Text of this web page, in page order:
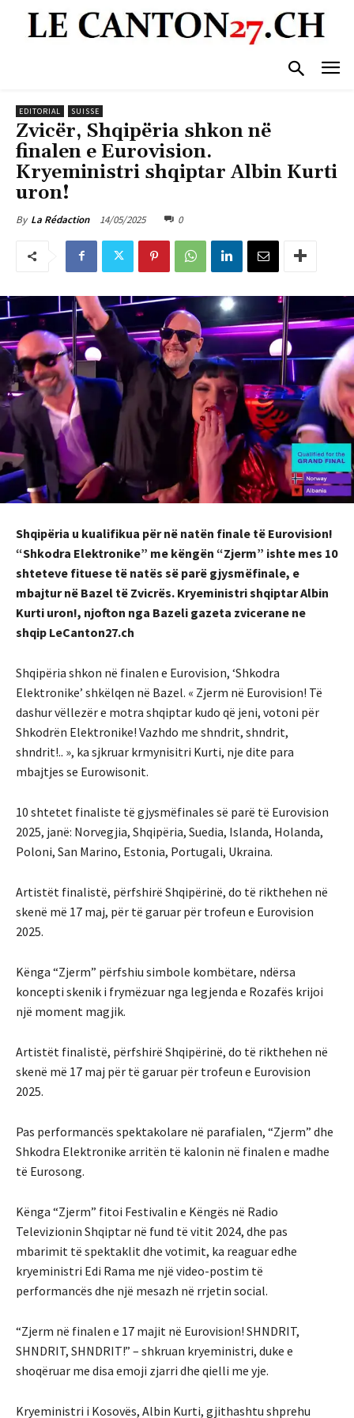
EDITORIAL SUISSE
Zvicër, Shqipëria shkon në
finalen e Eurovision.
Kryeministri shqiptar Albin Kurti
uron!
By La Rédaction 14/05/2025 0
Shqipëria u kualifikua për në natën finale të Eurovision!
“Shkodra Elektronike” me këngën “Zjerm” ishte mes 10
shteteve fituese të natës së parë gjysmëfinale, e
mbajtur në Bazel të Zvicrës. Kryeministri shqiptar Albin
Kurti uron!, njofton nga Bazeli gazeta zvicerane ne
shqip LeCanton27.ch
Shqipëria shkon në finalen e Eurovision, ‘Shkodra
Elektronike’ shkëlqen në Bazel. « Zjerm në Eurovision! Të
dashur vëllezër e motra shqiptar kudo që jeni, votoni për
Shkodrën Elektronike! Vazhdo me shndrit, shndrit,
shndrit!.. », ka sjkruar krmynisitri Kurti, nje dite para
mbajtjes se Eurowisonit.
10 shtetet finaliste të gjysmëfinales së parë të Eurovision
2025, janë: Norvegjia, Shqipëria, Suedia, Islanda, Holanda,
Poloni, San Marino, Estonia, Portugali, Ukraina.
Artistët finalistë, përfshirë Shqipërinë, do të rikthehen në
skenë më 17 maj, për të garuar për trofeun e Eurovision
2025.
Kënga “Zjerm” përfshiu simbole kombëtare, ndërsa
koncepti skenik i frymëzuar nga legjenda e Rozafës krijoi
një moment magjik.
Artistët finalistë, përfshirë Shqipërinë, do të rikthehen në
skenë më 17 maj për të garuar për trofeun e Eurovision
2025.
Pas performancës spektakolare në parafialen, “Zjerm” dhe
Shkodra Elektronike arritën të kalonin në finalen e madhe
të Eurosong.
Kënga “Zjerm” fitoi Festivalin e Këngës në Radio
Televizionin Shqiptar në fund të vitit 2024, dhe pas
mbarimit të spektaklit dhe votimit, ka reaguar edhe
kryeministri Edi Rama me një video-postim të
performancës dhe një mesazh në rrjetin social.
“Zjerm në finalen e 17 majit në Eurovision! SHNDRIT,
SHNDRIT, SHNDRIT!” – shkruan kryeministri, duke e
shoqëruar me disa emoji zjarri dhe qielli me yje.
Kryeministri i Kosovës, Albin Kurti, gjithashtu shprehu